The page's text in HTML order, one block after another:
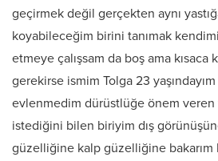
geçirmek değil gerçekten aynı
koyabileceğim birini tanımak
etmeye çalışsam da boş ama
gerekirse ismim Tolga 23
evlenmedim dürüstlüğe önem
istediğini bilen biriyim dış
güzelliğine kalp güzelliğine bakarım